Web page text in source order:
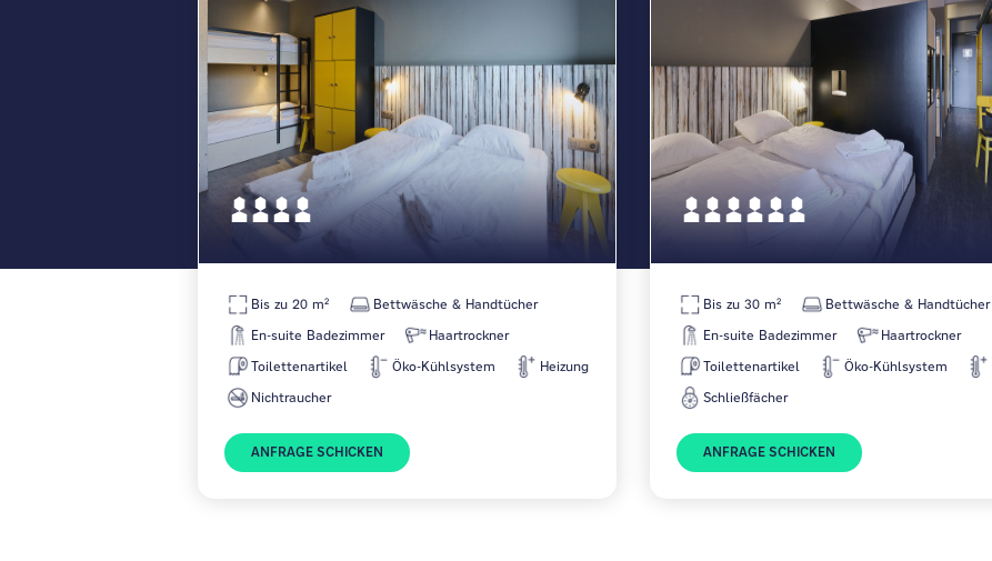
Bis zu 20 m²
Bettwäsche & Handtücher
En-suite Badezimmer
Haartrockner
Toilettenartikel
Öko-Kühlsystem
Heizung
Nichtraucher
ANFRAGE SCHICKEN
Bis zu 30 m²
Bettwäsche & Handtücher
En-suite Badezimmer
Haartrockner
Toilettenartikel
Öko-Kühlsystem
Schließfächer
ANFRAGE SCHICKEN